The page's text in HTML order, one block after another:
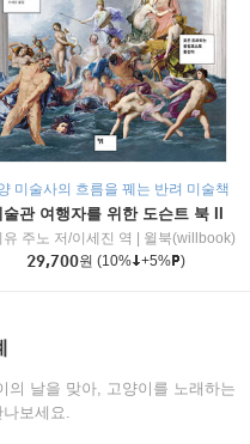
미술사의 흐름을 꿰는 반려 미술책
술관 여행자를 위한 도슨트 북 II
유 주노 저/이세진 역
윌북(willbook)
29,700원 (10% +5% )
의 날을 맞아, 고양이를 노래하는
보세요.